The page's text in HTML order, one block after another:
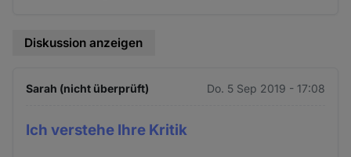
Diskussion anzeigen
Sarah (nicht überprüft) Do. 5 Sep 2019 - 17:08
Ich verstehe Ihre Kritik